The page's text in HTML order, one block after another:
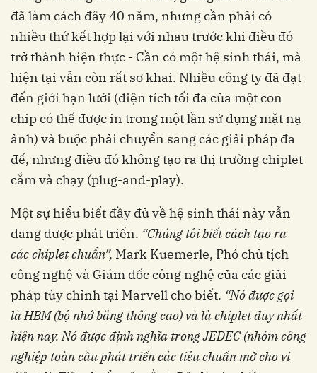
đã làm cách đây 40 năm, nhưng cần phải có
nhiều thứ kết hợp lại với nhau trước khi điều đó
trở thành hiện thực - Cần có một hệ sinh thái, mà
hiện tại vẫn còn rất sơ khai. Nhiều công ty đã đạt
đến giới hạn lưới (diện tích tối đa của một con
chip có thể được in trong một lần sử dụng mặt nạ
ảnh) và buộc phải chuyển sang các giải pháp đa
đế, nhưng điều đó không tạo ra thị trường chiplet
cắm và chạy (plug-and-play).
Một sự hiểu biết đầy đủ về hệ sinh thái này vẫn
đang được phát triển. “Chúng tôi biết cách tạo ra
các chiplet chuẩn”, Mark Kuemerle, Phó chủ tịch
công nghệ và Giám đốc công nghệ của các giải
pháp tùy chỉnh tại Marvell cho biết. “Nóđược gọi
là HBM (bộ nhớ băng thông cao) và làchiplet duy nhất
hiện nay. Nó được định nghĩa trong JEDEC (nhóm công
nghiệp toàn cầu pháttriển các tiêu chuẩn mở cho vi